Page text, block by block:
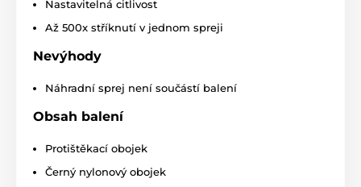
plném dobití
na tom jak často se obojek spouští. Obojek se nabíjí
který je součástí balení.
Protištěkací obojek Patpet B490
voděodolný
domácí, tak i venkovní použití. Můžete jej
určen pro plavání.
Nastavitelná citlivost
Až 500x stříknutí v jednom spreji
Nevýhody
Náhradní sprej není součástí balení
Obsah balení
Protištěkací obojek
Černý nylonový obojek